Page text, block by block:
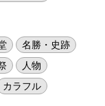
名勝・史跡
人物
カラフル